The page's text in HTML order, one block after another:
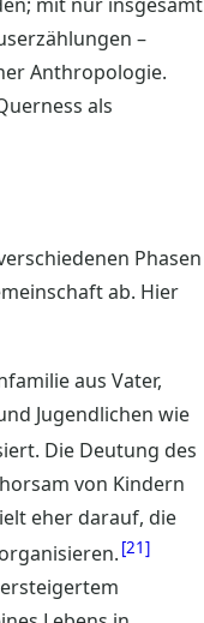
–
Anthropologie.
als
Phasen
ab. Hier
aus Vater,
Jugendlichen wie
Die Deutung des
von Kindern
eher darauf, die
21